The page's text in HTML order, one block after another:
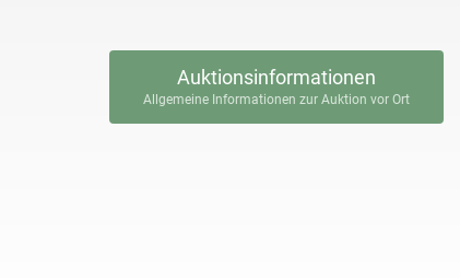
Auktionsinformationen
Allgemeine Informationen zur Auktion vor Ort